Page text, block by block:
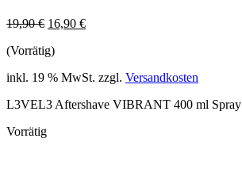
19,90€ 16,90 €
(Vorrätig)
inkl. 19 % MwSt. zzgl. Versandkosten
L3VEL3 Aftershave VIBRANT 400 ml Spray
Vorrätig